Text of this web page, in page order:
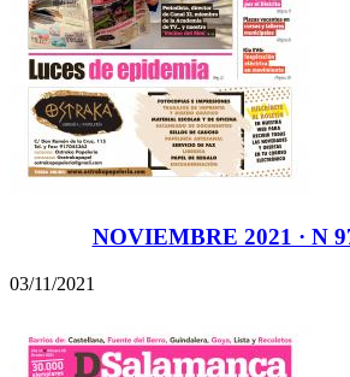
NOVIEMBRE 2021 · N
03/11/2021